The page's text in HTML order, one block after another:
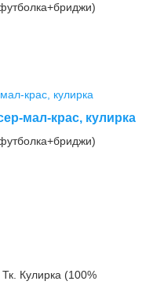
мал-крас, кулирка
Кулирка (100%